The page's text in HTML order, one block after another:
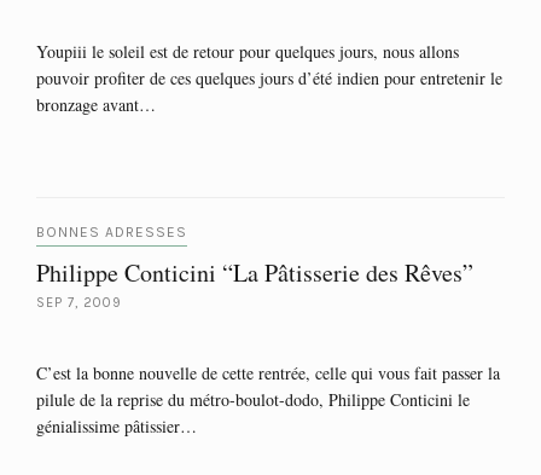
Youpiii le soleil est de retour pour quelques jours, nous allons
pouvoir profiter de ces quelques jours d’été indien pour entretenir le
bronzage avant…
BONNES ADRESSES
Philippe Conticini “La Pâtisserie des Rêves”
SEP 7, 2009
C’est la bonne nouvelle de cette rentrée, celle qui vous fait passer la
pilule de la reprise du métro-boulot-dodo, Philippe Conticini le
génialissime pâtissier…